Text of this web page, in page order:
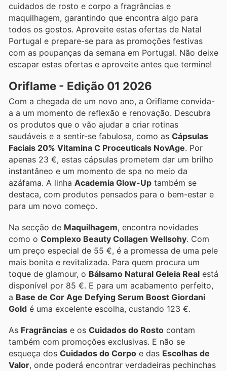
cuidados de rosto e corpo a fragrâncias e
maquilhagem, garantindo que encontra algo para
todos os gostos. Aproveite estas ofertas de Natal
Portugal e prepare-se para as promoções festivas
com as poupanças da semana em Portugal. Não deixe
escapar estas ofertas e aproveite antes que termine!
Oriflame - Edição 01 2026
Com a chegada de um novo ano, a Oriflame convida-
a a um momento de reflexão e renovação. Descubra
os produtos que o vão ajudar a criar rotinas
saudáveis e a sentir-se fabulosa, como as Cápsulas
Faciais 20% Vitamina C Proceuticals NovAge. Por
apenas 23 €, estas cápsulas prometem dar um brilho
instantâneo e um momento de spa no meio da
azáfama. A linha Academia Glow-Up também se
destaca, com produtos pensados para o bem-estar e
para um novo começo.
Na secção de Maquilhagem, encontra novidades
como o Complexo Beauty Collagen Wellsohy. Com
um preço especial de 55 €, é a promessa de uma pele
mais bonita e revitalizada. Para quem procura um
toque de glamour, o Bálsamo Natural Geleia Real está
disponível por 85 €. E para um acabamento perfeito,
a Base de Cor Age Defying Serum Boost Giordani
Gold é uma excelente escolha, custando 123 €.
As Fragrâncias e os Cuidados do Rosto contam
também com promoções exclusivas. E não se
esqueça dos Cuidados do Corpo e das Escolhas de
Valor, onde poderá encontrar verdadeiras pechinchas